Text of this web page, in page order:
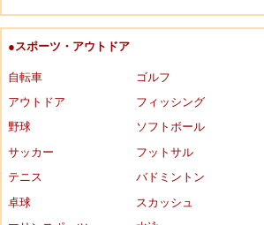
●スポーツ・アウトドア
自転車
ゴルフ
アウトドア
フィッシング
野球
ソフトボール
サッカー
フットサル
テニス
バドミントン
卓球
スカッシュ